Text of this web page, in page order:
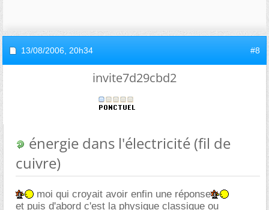
13/08/2006, 20h34 #8
invite7d29cbd2
énergie dans l'électricité (fil de
cuivre)
moi qui croyait avoir enfin une réponse
et puis d'abord c'est la physique classique ou